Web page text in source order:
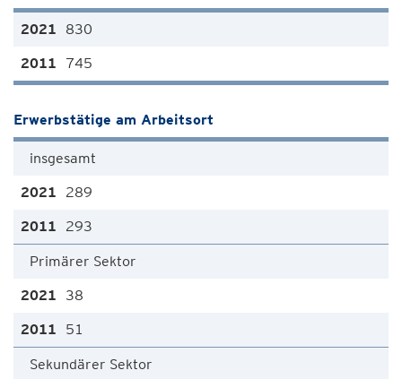
830
745
Erwerbstätige am Arbeitsort
insgesamt
289
293
Primärer Sektor
38
51
Sekundärer Sektor